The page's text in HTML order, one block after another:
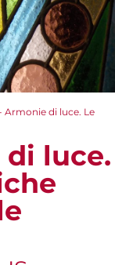
Armonie di luce. Le
di luce.